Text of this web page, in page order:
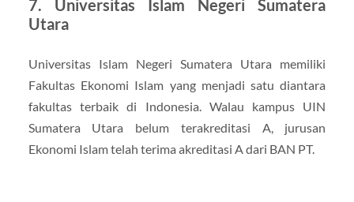
7. Universitas Islam Negeri Sumatera
Utara
Universitas Islam Negeri Sumatera Utara memiliki
Fakultas Ekonomi Islam yang menjadi satu diantara
fakultas terbaik di Indonesia. Walau kampus UIN
Sumatera Utara belum terakreditasi A, jurusan
Ekonomi Islam telah terima akreditasi A dari BAN PT.